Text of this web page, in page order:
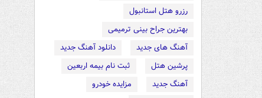
رزرو هتل استانبول
بهترین جراح بینی ترمیمی
آهنگ های جدید
دانلود آهنگ جدید
پرشین هتل
ثبت نام بیمه اربعین
آهنگ جدید
مزایده خودرو